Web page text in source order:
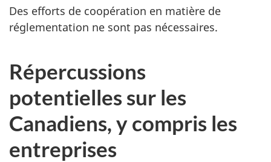
Des efforts de coopération en matière de
réglementation ne sont pas nécessaires.
Répercussions
potentielles sur les
Canadiens, y compris les
entreprises